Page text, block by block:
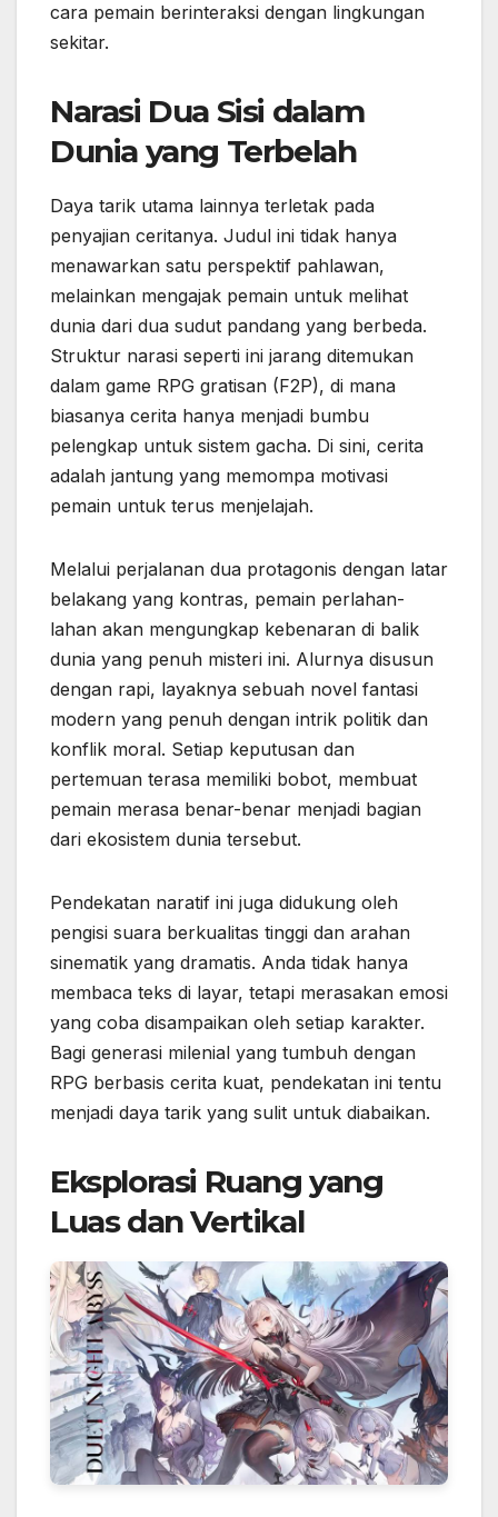
cara pemain berinteraksi dengan lingkungan
sekitar.
Narasi Dua Sisi dalam
Dunia yang Terbelah
Daya tarik utama lainnya terletak pada
penyajian ceritanya. Judul ini tidak hanya
menawarkan satu perspektif pahlawan,
melainkan mengajak pemain untuk melihat
dunia dari dua sudut pandang yang berbeda.
Struktur narasi seperti ini jarang ditemukan
dalam game RPG gratisan (F2P), di mana
biasanya cerita hanya menjadi bumbu
pelengkap untuk sistem gacha. Di sini, cerita
adalah jantung yang memompa motivasi
pemain untuk terus menjelajah.
Melalui perjalanan dua protagonis dengan latar
belakang yang kontras, pemain perlahan-
lahan akan mengungkap kebenaran di balik
dunia yang penuh misteri ini. Alurnya disusun
dengan rapi, layaknya sebuah novel fantasi
modern yang penuh dengan intrik politik dan
konflik moral. Setiap keputusan dan
pertemuan terasa memiliki bobot, membuat
pemain merasa benar-benar menjadi bagian
dari ekosistem dunia tersebut.
Pendekatan naratif ini juga didukung oleh
pengisi suara berkualitas tinggi dan arahan
sinematik yang dramatis. Anda tidak hanya
membaca teks di layar, tetapi merasakan emosi
yang coba disampaikan oleh setiap karakter.
Bagi generasi milenial yang tumbuh dengan
RPG berbasis cerita kuat, pendekatan ini tentu
menjadi daya tarik yang sulit untuk diabaikan.
Eksplorasi Ruang yang
Luas dan Vertikal